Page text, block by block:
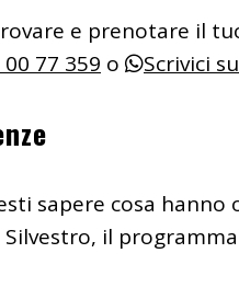
e prenotare il
77 359 o Scrivici
sapere cosa hanno
il